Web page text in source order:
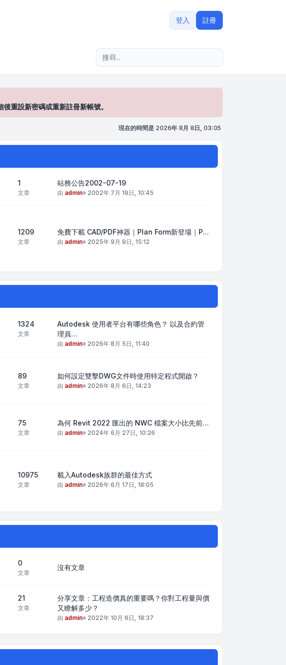
登入 註冊
重設新密碼或重新註冊新帳號。
現在的時間是 2026年 8月 8日, 03:05
1
文章
站務公告2002-07-19
由 admin» 2002年 7月 19日, 10:45
1209
文章
免費下載 CAD/PDF神器｜Plan Form新登場｜P…
由 admin» 2025年 9月 9日, 15:12
1324
文章
Autodesk 使用者平台有哪些角色？ 以及合約管
理員…
由 admin» 2026年 8月 5日, 11:40
89
文章
如何設定雙擊DWG文件時使用特定程式開啟？
由 admin» 2026年 8月 6日, 14:23
75
文章
為何 Revit 2022 匯出的 NWC 檔案大小比先前…
由 admin» 2024年 6月 27日, 10:26
10975
文章
載入Autodesk族群的最佳方式
由 admin» 2026年 6月 17日, 18:05
0
文章
沒有文章
21
文章
分享文章：工程造價真的重要嗎？你對工程量與價
又瞭解多少？
由 admin» 2022年 10月 6日, 18:37